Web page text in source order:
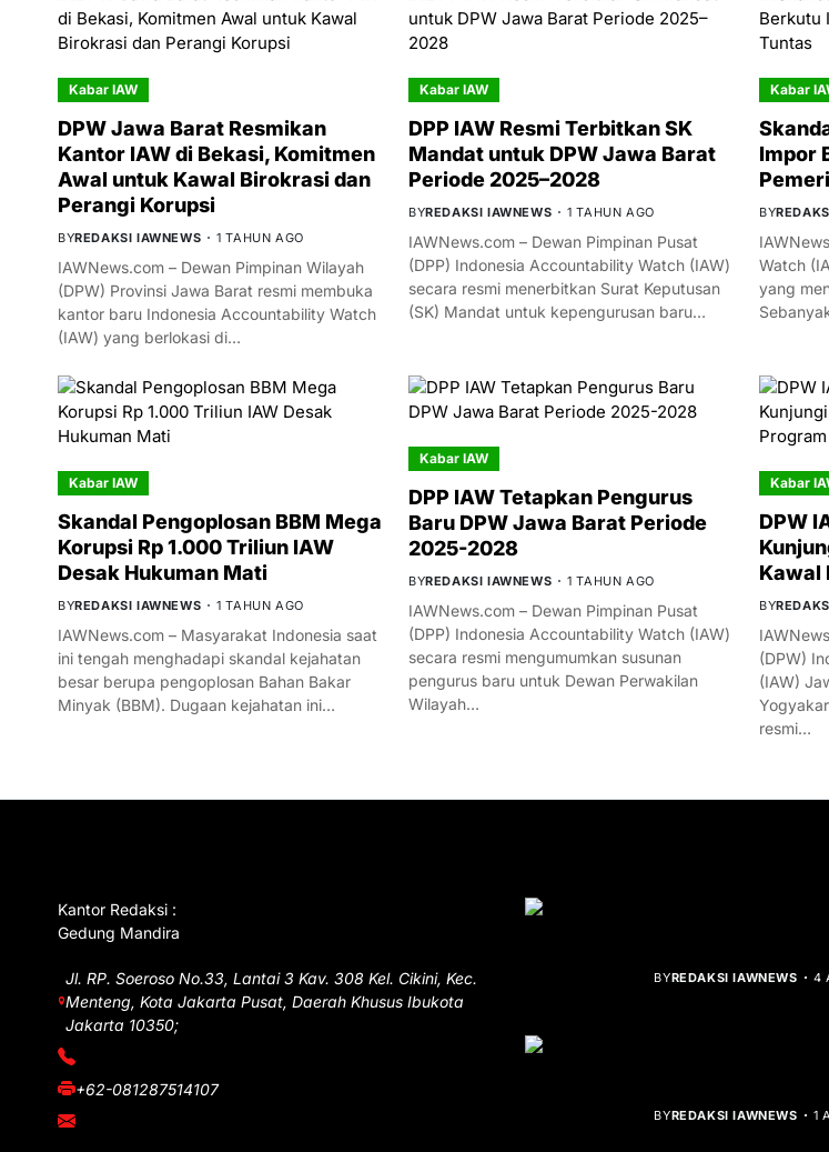
Kabar IAW
DPW Jawa Barat Resmikan
Kantor IAW di Bekasi, Komitmen
Awal untuk Kawal Birokrasi dan
Perangi Korupsi
BYREDAKSI IAWNEWS 1 TAHUN AGO
IAWNews.com – Dewan Pimpinan Wilayah
(DPW) Provinsi Jawa Barat resmi membuka
kantor baru Indonesia Accountability Watch
(IAW) yang berlokasi di…
Kabar IAW
DPP IAW Resmi Terbitkan SK
Mandat untuk DPW Jawa Barat
Periode 2025–2028
BYREDAKSI IAWNEWS 1 TAHUN AGO
IAWNews.com – Dewan Pimpinan Pusat
(DPP) Indonesia Accountability Watch (IAW)
secara resmi menerbitkan Surat Keputusan
(SK) Mandat untuk kepengurusan baru…
Kabar
Impor
BY
Watch
yang
Kabar IAW
Skandal Pengoplosan BBM Mega
Korupsi Rp 1.000 Triliun IAW
Desak Hukuman Mati
BYREDAKSI IAWNEWS 1 TAHUN AGO
IAWNews.com – Masyarakat Indonesia saat
ini tengah menghadapi skandal kejahatan
besar berupa pengoplosan Bahan Bakar
Minyak (BBM). Dugaan kejahatan ini…
Kabar IAW
DPP IAW Tetapkan Pengurus
Baru DPW Jawa Barat Periode
2025-2028
BYREDAKSI IAWNEWS 1 TAHUN AGO
IAWNews.com – Dewan Pimpinan Pusat
(DPP) Indonesia Accountability Watch (IAW)
secara resmi mengumumkan susunan
pengurus baru untuk Dewan Perwakilan
Wilayah…
Kabar
DPW
Kawal
BY
(DPW)
(IAW)
resmi…
Kantor Redaksi :
Gedung Mandira
Jl. RP. Soeroso No.33, Lantai 3 Kav. 308 Kel. Cikini, Kec.
Menteng, Kota Jakarta Pusat, Daerah Khusus Ibukota
Jakarta 10350;
+62-081287514107
BYREDAKSI IAWNEWS 4
BYREDAKSI IAWNEWS 1